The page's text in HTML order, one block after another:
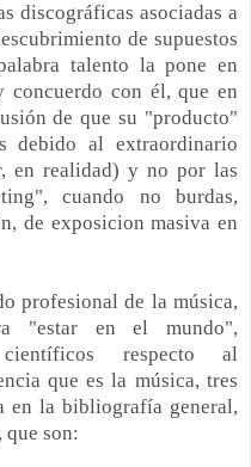
discográficas asociadas a
de supuestos
talento la pone en
concuerdo con él, que en
de que su "producto"
al extraordinario
en realidad) y no por las
cuando no burdas,
de exposicion masiva en
profesional de la música,
"estar en el mundo",
respecto al
que es la música, tres
en la bibliografía general,
que son: